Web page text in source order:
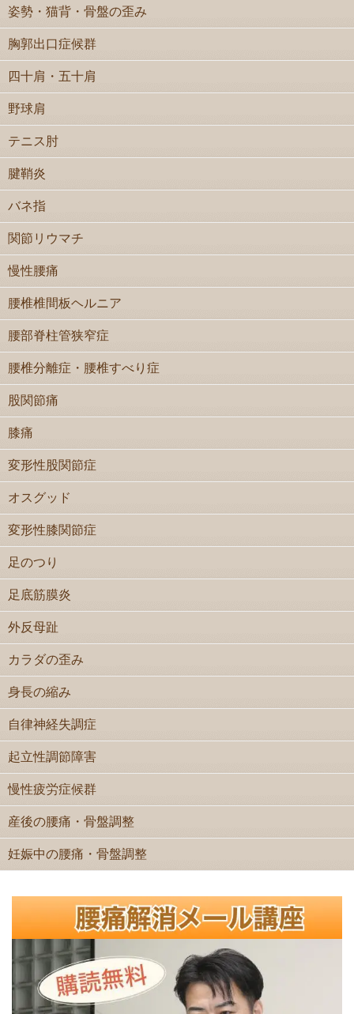
姿勢・猫背・骨盤の歪み
胸郭出口症候群
四十肩・五十肩
野球肩
テニス肘
腱鞘炎
バネ指
関節リウマチ
慢性腰痛
腰椎椎間板ヘルニア
腰部脊柱管狭窄症
腰椎分離症・腰椎すべり症
股関節痛
膝痛
変形性股関節症
オスグッド
変形性膝関節症
足のつり
足底筋膜炎
外反母趾
カラダの歪み
身長の縮み
自律神経失調症
起立性調節障害
慢性疲労症候群
産後の腰痛・骨盤調整
妊娠中の腰痛・骨盤調整